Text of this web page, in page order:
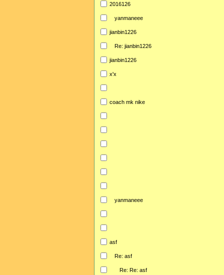
2016126
yanmaneee
jianbin1226
Re: jianbin1226
jianbin1226
x'x
coach mk nike
yanmaneee
asf
Re: asf
Re: Re: asf